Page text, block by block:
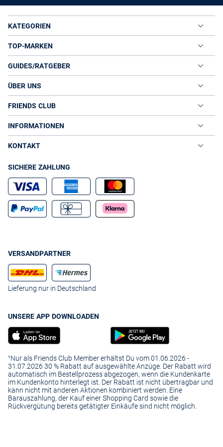
KATEGORIEN
TOP-MARKEN
GUIDES/RATGEBER
ÜBER UNS
FRIENDS CLUB
INFORMATIONEN
KONTAKT
SICHERE ZAHLUNG
VERSANDPARTNER
Lieferung nur in Deutschland
UNSERE APP DOWNLOADEN
¹Nur als Friends Club Member erhältst Du vom 01.06.2026 -
31.07.2026 30 % Rabatt auf ausgewählte Anzüge. Der Rabatt wird
automatisch im Bestellprozess abgezogen, wenn die Kundenkarte
im Kundenkonto hinterlegt ist. Der Rabatt ist nicht übertragbar und
kann nicht mit anderen Aktionen kombiniert werden. Eine
Barauszahlung, der Kauf einer Shopping Card sowie die
Rückvergütung bereits getätigter Einkäufe sind nicht möglich.